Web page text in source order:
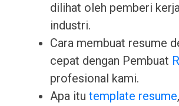
dilihat oleh pemberi
industri.
Cara membuat resume
cepat dengan Pembuat
profesional kami.
Apa itu template resume